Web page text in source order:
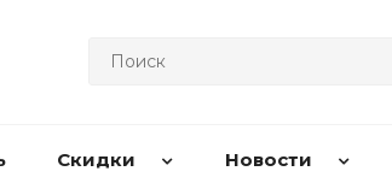
Скидки Новости